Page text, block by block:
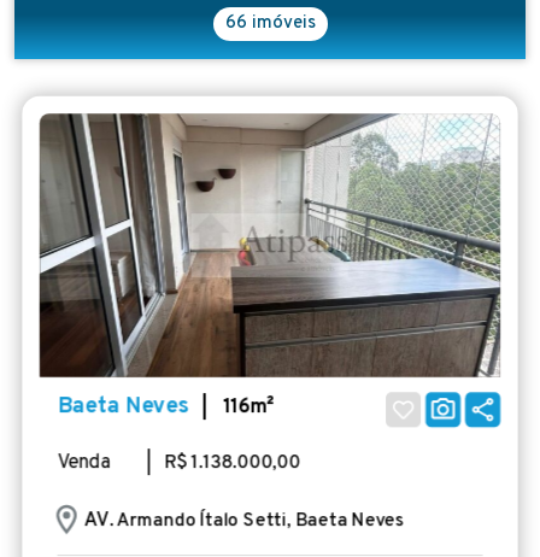
66 imóveis
Baeta Neves| 116m²
Venda | R$ 1.138.000,00
AV. Armando Ítalo Setti, Baeta Neves